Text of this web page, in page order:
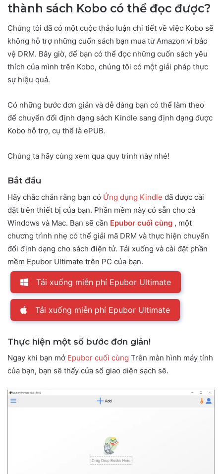
thành sách Kobo có thể đọc được?
Chúng tôi đã có một cuộc thảo luận chi tiết về việc Kobo sẽ
không hỗ trợ những cuốn sách bạn mua từ Amazon vì bảo
vệ DRM. Bây giờ, để bạn có thể đọc những cuốn sách yêu
thích của mình trên Kobo, chúng tôi có một giải pháp thực
sự hiệu quả.
Có những bước đơn giản và dễ dàng bạn có thể làm theo
để chuyển đổi định dạng sách Kindle sang định dạng được
Kobo hỗ trợ, cụ thể là ePUB.
Chúng ta hãy cùng xem qua quy trình này nhé!
Bắt đầu
Hãy chắc chắn rằng bạn có Ứng dụng Kindle đã được cài
đặt trên thiết bị của bạn. Phần mềm này có sẵn cho cả
Windows và Mac. Bạn sẽ cần Epubor cuối cùng , một
chương trình nhẹ có thể giải mã DRM và thực hiện chuyển
đổi định dạng cho sách điện tử. Tải xuống và cài đặt phần
mềm Epubor Ultimate trên PC của bạn.
Tải xuống miễn phí Epubor Ultimate
Tải xuống miễn phí Epubor Ultimate
Thực hiện một số bước đơn giản!
Ngay khi bạn mở Epubor cuối cùng Trên màn hình máy tính
của bạn, bạn sẽ thấy cửa sổ giao diện sạch sẽ.